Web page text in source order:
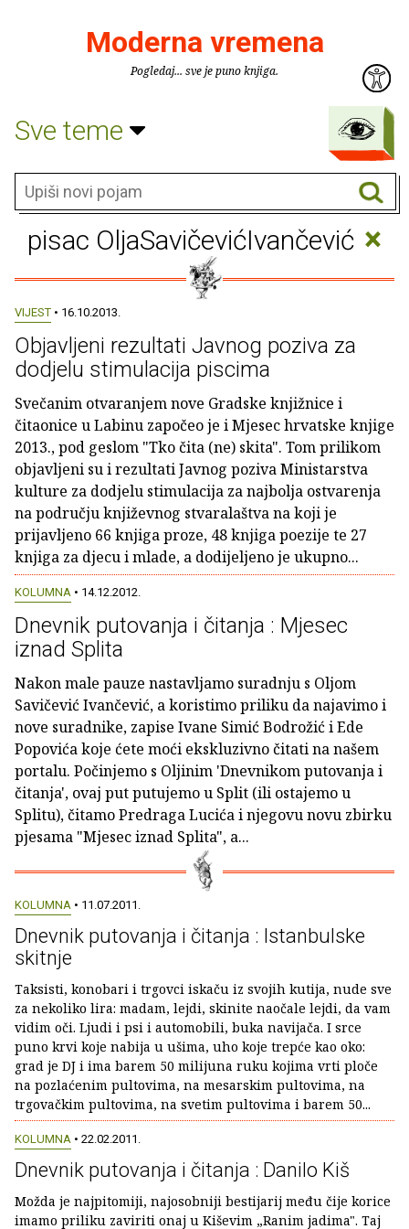
Moderna vremena
Pogledaj... sve je puno knjiga.
Sve teme
pisac OljaSavičevićIvančević ×
VIJEST • 16.10.2013.
Objavljeni rezultati Javnog poziva za
dodjelu stimulacija piscima
Svečanim otvaranjem nove Gradske knjižnice i
čitaonice u Labinu započeo je i Mjesec hrvatske knjige
2013., pod geslom "Tko čita (ne) skita". Tom prilikom
objavljeni su i rezultati Javnog poziva Ministarstva
kulture za dodjelu stimulacija za najbolja ostvarenja
na području književnog stvaralaštva na koji je
prijavljeno 66 knjiga proze, 48 knjiga poezije te 27
knjiga za djecu i mlade, a dodijeljeno je ukupno...
KOLUMNA • 14.12.2012.
Dnevnik putovanja i čitanja : Mjesec
iznad Splita
Nakon male pauze nastavljamo suradnju s Oljom
Savičević Ivančević, a koristimo priliku da najavimo i
nove suradnike, zapise Ivane Simić Bodrožić i Ede
Popovića koje ćete moći ekskluzivno čitati na našem
portalu. Počinjemo s Oljinim 'Dnevnikom putovanja i
čitanja', ovaj put putujemo u Split (ili ostajemo u
Splitu), čitamo Predraga Lucića i njegovu novu zbirku
pjesama "Mjesec iznad Splita", a...
KOLUMNA • 11.07.2011.
Dnevnik putovanja i čitanja : Istanbulske
skitnje
Taksisti, konobari i trgovci iskaču iz svojih kutija, nude sve
za nekoliko lira: madam, lejdi, skinite naočale lejdi, da vam
vidim oči. Ljudi i psi i automobili, buka navijača. I srce
puno krvi koje nabija u ušima, uho koje trepće kao oko:
grad je DJ i ima barem 50 milijuna ruku kojima vrti ploče
na pozlaćenim pultovima, na mesarskim pultovima, na
trgovačkim pultovima, na svetim pultovima i barem 50...
KOLUMNA • 22.02.2011.
Dnevnik putovanja i čitanja : Danilo Kiš
Možda je najpitomiji, najosobniji bestijarij među čije korice
imamo priliku zaviriti onaj u Kiševim „Ranim jadima". Taj